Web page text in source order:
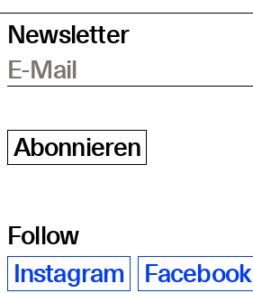
Newsletter
E-Mail
Abonnieren
Follow
Instagram
Facebook